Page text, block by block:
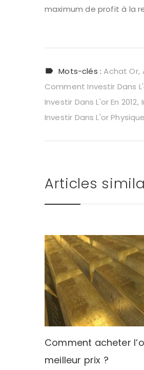
maximum de profit à la
Mots-clés :Achat Or
Comment Investir Dans
Investir Dans L'or En 2012
Investir Dans L'or Physique
Articles
Comment acheter
meilleur prix ?